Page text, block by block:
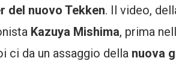
del nuovo Tekken. Il video,
Kazuya Mishima, prima
ci da un assaggio della nuova